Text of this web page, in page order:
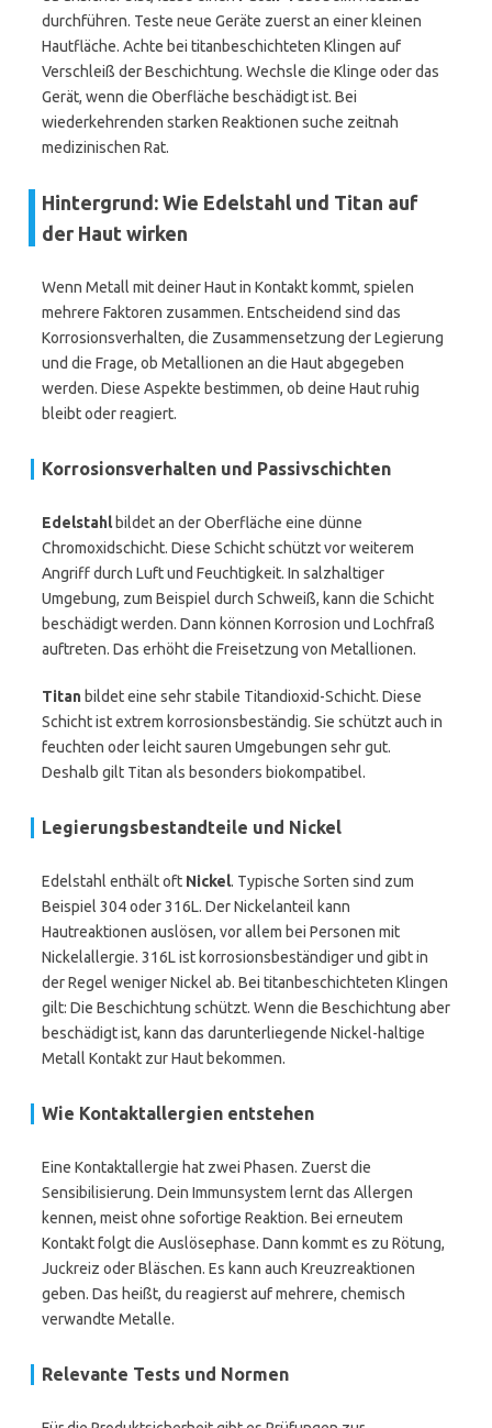
durchführen. Teste neue Geräte zuerst an einer kleinen
Hautfläche. Achte bei titanbeschichteten Klingen auf
Verschleiß der Beschichtung. Wechsle die Klinge oder das
Gerät, wenn die Oberfläche beschädigt ist. Bei
wiederkehrenden starken Reaktionen suche zeitnah
medizinischen Rat.
Hintergrund: Wie Edelstahl und Titan auf
der Haut wirken
Wenn Metall mit deiner Haut in Kontakt kommt, spielen
mehrere Faktoren zusammen. Entscheidend sind das
Korrosionsverhalten, die Zusammensetzung der Legierung
und die Frage, ob Metallionen an die Haut abgegeben
werden. Diese Aspekte bestimmen, ob deine Haut ruhig
bleibt oder reagiert.
Korrosionsverhalten und Passivschichten
Edelstahlbildet an der Oberfläche eine dünne
Chromoxidschicht. Diese Schicht schützt vor weiterem
Angriff durch Luft und Feuchtigkeit. In salzhaltiger
Umgebung, zum Beispiel durch Schweiß, kann die Schicht
beschädigt werden. Dann können Korrosion und Lochfraß
auftreten. Das erhöht die Freisetzung von Metallionen.
Titan bildet eine sehr stabile Titandioxid-Schicht. Diese
Schicht ist extrem korrosionsbeständig. Sie schützt auch in
feuchten oder leicht sauren Umgebungen sehr gut.
Deshalb gilt Titan als besonders biokompatibel.
Legierungsbestandteile und Nickel
Edelstahl enthält oft Nickel. Typische Sorten sind zum
Beispiel 304 oder 316L. Der Nickelanteil kann
Hautreaktionen auslösen, vor allem bei Personen mit
Nickelallergie. 316L ist korrosionsbeständiger und gibt in
der Regel weniger Nickel ab. Bei titanbeschichteten Klingen
gilt: Die Beschichtung schützt. Wenn die Beschichtung aber
beschädigt ist, kann das darunterliegende Nickel-haltige
Metall Kontakt zur Haut bekommen.
Wie Kontaktallergien entstehen
Eine Kontaktallergie hat zwei Phasen. Zuerst die
Sensibilisierung. Dein Immunsystem lernt das Allergen
kennen, meist ohne sofortige Reaktion. Bei erneutem
Kontakt folgt die Auslösephase. Dann kommt es zu Rötung,
Juckreiz oder Bläschen. Es kann auch Kreuzreaktionen
geben. Das heißt, du reagierst auf mehrere, chemisch
verwandte Metalle.
Relevante Tests und Normen